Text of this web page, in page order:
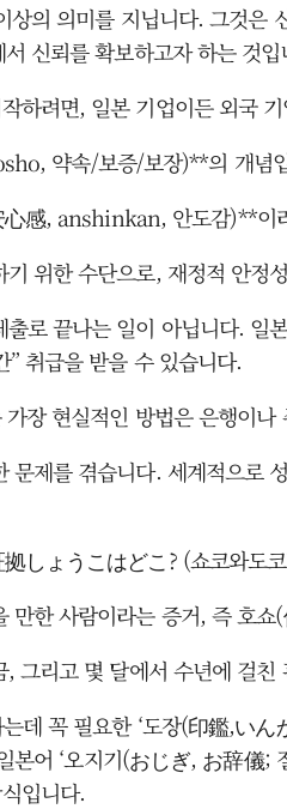
상의 의미를 지닙니다. 그것
신뢰를 확보하고자 하는 것입
하려면, 일본 기업이든 외국
약속/보증/보장)**의 개념
感, anshinkan, 안도감)**
위한 수단으로, 재정적 안정
로 끝나는 일이 아닙니다.
” 취급을 받을 수 있습니다.
장 현실적인 방법은 은행이
문제를 겪습니다. 세계적으로
しょうこはどこ? (쇼코와도
만한 사람이라는 증거, 즉 호
그리고 몇 달에서 수년에 걸
데 꼭 필요한 ‘도장(印鑑,い
본어 ‘오지기(おじぎ, お辞
입니다.